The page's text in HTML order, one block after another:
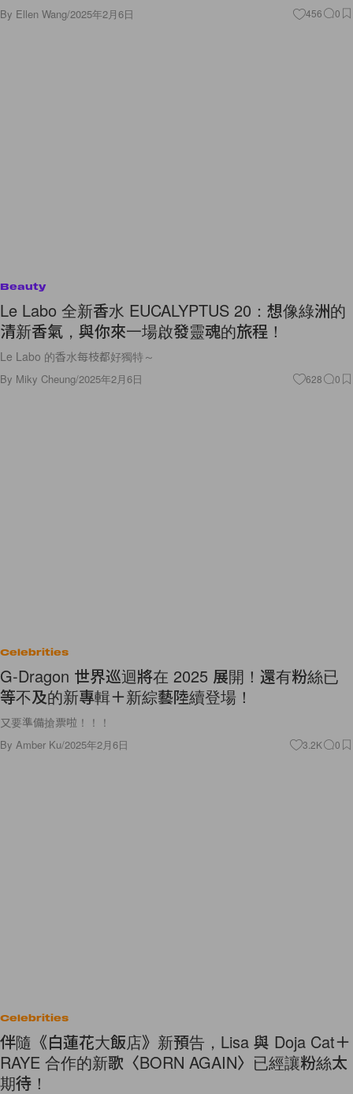
By Ellen Wang/2025年2月6日 456 0
Beauty
Le Labo 全新香水 EUCALYPTUS 20：想像綠洲的
清新香氣，與你來一場啟發靈魂的旅程！
Le Labo 的香水每枝都好獨特～
By Miky Cheung/2025年2月6日 628 0
Celebrities
G-Dragon 世界巡迴將在 2025 展開！還有粉絲已
等不及的新專輯＋新綜藝陸續登場！
又要準備搶票啦！！！
By Amber Ku/2025年2月6日 3.2K 0
Celebrities
伴隨《白蓮花大飯店》新預告，Lisa 與 Doja Cat＋
RAYE 合作的新歌〈BORN AGAIN〉已經讓粉絲太
期待！